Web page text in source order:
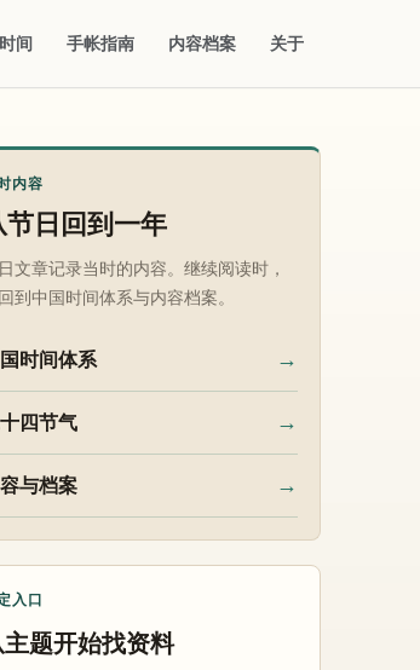
间 手帐指南 内容档案 关于
内容
节日回到一年
文章记录当时的内容。继续阅读时，
到中国时间体系与内容档案。
时间体系 →
四节气 →
与档案 →
入口
主题开始找资料